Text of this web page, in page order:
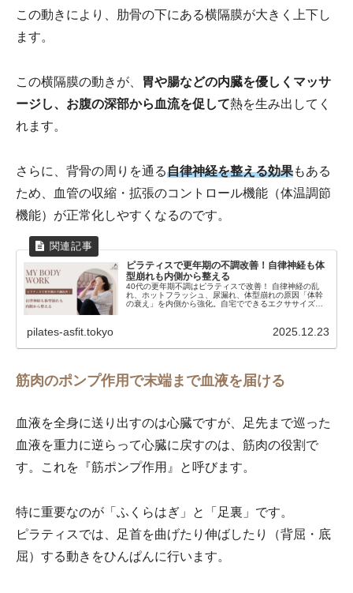
この動きにより、肋骨の下にある横隔膜が大きく上下し
ます。
この横隔膜の動きが、
胃や腸などの内臓を優しくマッサ
ージし、お腹の深部から血流を促して熱を生み出してく
れます。
さらに、背骨の周りを通る自律神経を整える効果もある
ため、血管の収縮・拡張のコントロール機能（体温調節
機能）が正常化しやすくなるのです。
ピラティスで更年期の不調改善！自律神経も体
型崩れも内側から整える
40代の更年期不調はピラティスで改善！ 自律神経の乱
れ、ホットフラッシュ、尿漏れ、体型崩れの原因「体幹
の衰え」を内側から強化。自宅でできるエクササイズも
pilates-asfit.tokyo 2025.12.23
筋肉のポンプ作用で末端まで血液を届ける
血液を全身に送り出すのは心臓ですが、足先まで巡った
血液を重力に逆らって心臓に戻すのは、筋肉の役割で
す。これを『筋ポンプ作用』と呼びます。
特に重要なのが「ふくらはぎ」と「足裏」です。
ピラティスでは、足首を曲げたり伸ばしたり（背屈・底
屈）する動きをひんぱんに行います。